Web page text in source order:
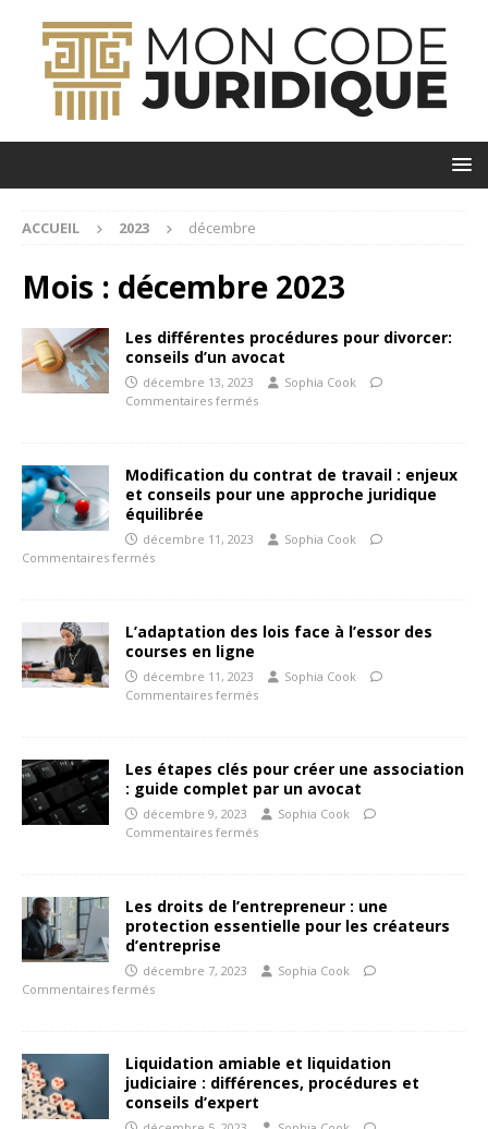
ACCUEIL 2023 décembre
Mois : décembre 2023
Les différentes procédures pour divorcer:
conseils d’un avocat
décembre 13, 2023
Sophia Cook
Commentaires fermés
Modification du contrat de travail : enjeux
et conseils pour une approche juridique
équilibrée
décembre 11, 2023
Sophia Cook
Commentaires fermés
L’adaptation des lois face à l’essor des
courses en ligne
décembre 11, 2023
Sophia Cook
Commentaires fermés
Les étapes clés pour créer une association
: guide complet par un avocat
décembre 9, 2023
Sophia Cook
Commentaires fermés
Les droits de l’entrepreneur : une
protection essentielle pour les créateurs
d’entreprise
décembre 7, 2023
Sophia Cook
Commentaires fermés
Liquidation amiable et liquidation
judiciaire : différences, procédures et
conseils d’expert